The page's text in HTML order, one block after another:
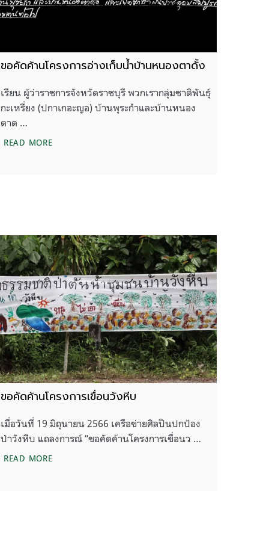
ขอคัดค้านโครงการอ่างเก็บน้ำบ้านหนองตาดั้ง
เรียน ผู้ว่าราชการจังหวัดราชบุรี พวกเรากลุ่มชาติพันธุ์
กะเหรี่ยง (ปกาเกอะญอ) บ้านพุระกำและบ้านหนอง
ตาด …
READ MOREขอคัดค้านโครงการอ่างเก็บน้ำบ้านหนองตาดั้ง
ขอคัดค้านโครงการเขื่อนวังหีบ
เมื่อวันที่ 19 มิถุนายน 2566 เครือข่ายศิลปินปกป้อง
ป่าวังหีบ แถลงการณ์ “ขอคัดค้านโครงการเขื่อนว …
READ MOREขอคัดค้านโครงการเขื่อนวังหีบ